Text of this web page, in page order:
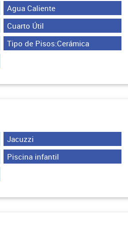
Agua Caliente
Cuarto Útil
Tipo de Pisos:Cerámica
Jacuzzi
Piscina infantil